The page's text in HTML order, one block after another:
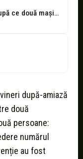
EXCLUSIV: 7 adulți și 2 răniți după ce două mașini s-au ciocnit...
după-amiază
două
persoane:
numărul
au fost